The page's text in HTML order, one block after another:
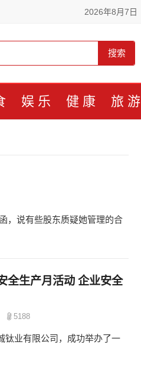
2026年8月7日
搜索
娱乐 健康 旅游
，说有些股东质疑她管理的合
全生产月活动 企业安全
5188
钛业有限公司，成功举办了一